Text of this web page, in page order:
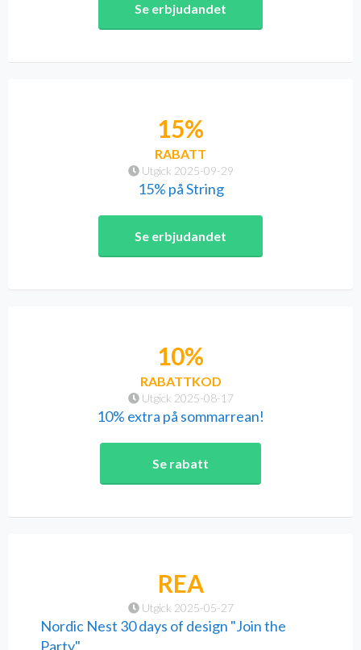
Se erbjudandet
Utgick 2025-09-29
15%
RABATT
15% på String
Se erbjudandet
Utgick 2025-08-17
10%
RABATTKOD
10% extra på sommarrean!
Se rabatt
Utgick 2025-05-27
REA
Nordic Nest 30 days of design "Join the
Party"